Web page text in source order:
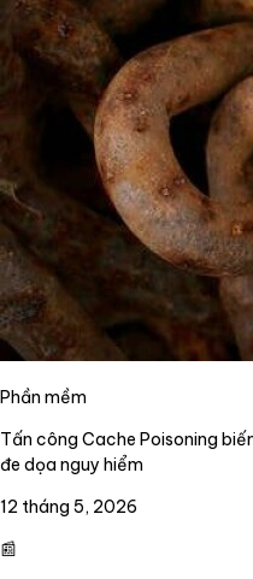
Phần mềm
Tấn công Cache Poisoning
đe dọa nguy hiểm
12 tháng 5, 2026
📰